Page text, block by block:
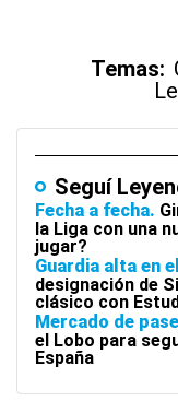
Temas:
Seguí
Fecha a fecha
la Liga con una
jugar?
Guardia alta en
designación de
clásico con
Mercado de
el Lobo para
España